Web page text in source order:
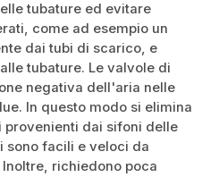
tubature ed evitare
come ad esempio un
dai tubi di scarico, e
tubature. Le valvole di
negativa dell'aria nelle
In questo modo si elimina
dai sifoni delle
sono facili e veloci da
richiedono poca